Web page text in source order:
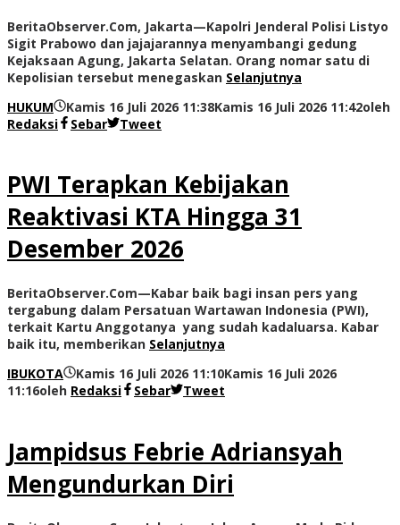
BeritaObserver.Com, Jakarta—Kapolri Jenderal Polisi Listyo
Sigit Prabowo dan jajajarannya menyambangi gedung
Kejaksaan Agung, Jakarta Selatan. Orang nomar satu di
Kepolisian tersebut menegaskan Selanjutnya
HUKUM
Kamis 16 Juli 2026 11:38Kamis 16 Juli 2026 11:42oleh
Redaksi
Sebar Tweet
PWI Terapkan Kebijakan
Reaktivasi KTA Hingga 31
Desember 2026
BeritaObserver.Com—Kabar baik bagi insan pers yang
tergabung dalam Persatuan Wartawan Indonesia (PWI),
terkait Kartu Anggotanya yang sudah kadaluarsa. Kabar
baik itu, memberikan Selanjutnya
IBUKOTA
Kamis 16 Juli 2026 11:10Kamis 16 Juli 2026
11:16oleh Redaksi Sebar Tweet
Jampidsus Febrie Adriansyah
Mengundurkan Diri